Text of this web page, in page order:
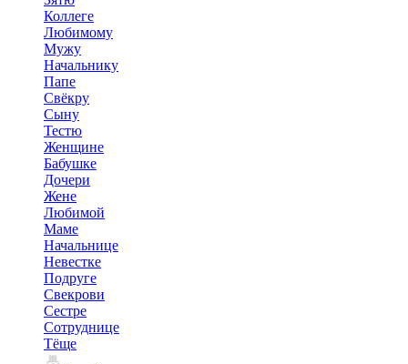
Коллеге
Любимому
Мужу
Начальнику
Папе
Свёкру
Сыну
Тестю
Женщине
Бабушке
Дочери
Жене
Любимой
Маме
Начальнице
Невестке
Подруге
Свекрови
Сестре
Сотруднице
Тёще